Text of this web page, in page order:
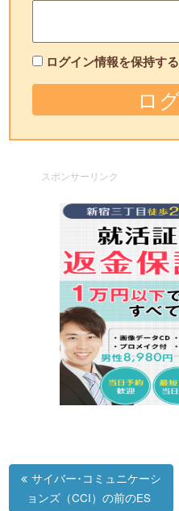
ログイン情報を保持する
スポンサーリンク
サイバー･コミュニケーシ
ョンズ（CCI）の前のES